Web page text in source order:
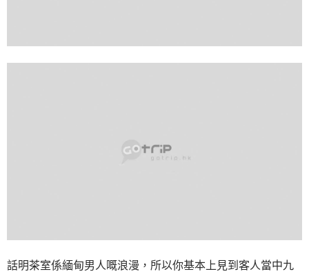
話明茶室係緬甸男人嘅浪漫，所以你基本上見到客人當中九